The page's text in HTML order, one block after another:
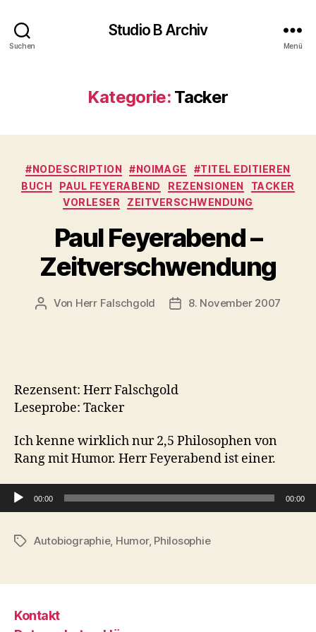
Suchen
Studio B Archiv
Menü
Kategorie: Tacker
Kategorien
#NODESCRIPTION #NOIMAGE
#TITEL EDITIEREN
BUCH
PAUL FEYERABEND REZENSIONEN
TACKER
VORLESER
ZEITVERSCHWENDUNG
Paul Feyerabend –
Zeitverschwendung
Beitragsautor
Von Herr Falschgold Veröffentlichungsdatum
8. November 2007
Rezensent: Herr Falschgold
Leseprobe: Tacker
Ich kenne wirklich nur 2,5 Philosophen von
Rang mit Humor. Herr Feyerabend ist einer.
Audio-Player
00:00 00:00
Schlagwörter
Autobiographie, Humor, Philosophie
Kontakt